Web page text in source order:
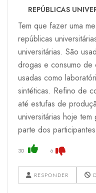
REPÚBLICAS
Tem que fazer uma
repúblicas
universitárias. São
drogas e consumo de
usadas como
sintéticas. Refino de
até estufas de
universitárias hoje
parte dos participantes
30 6
RESPONDER